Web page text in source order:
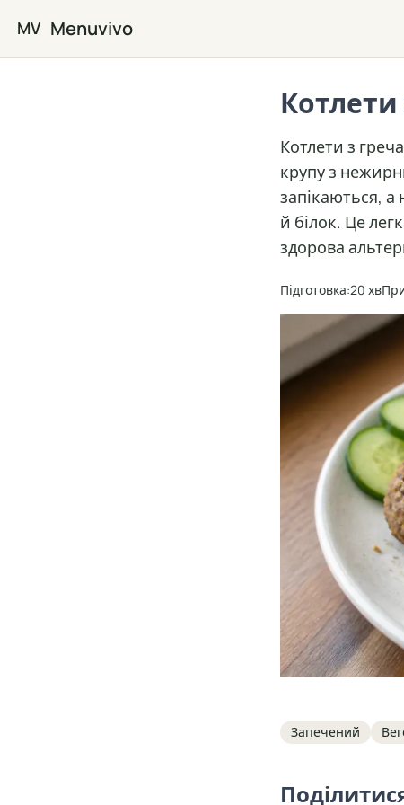
Перейти до основного вмісту
MV Menuvivo
Котлети
Котлети з
крупу з
запікаються,
й білок. Це
здорова
Підготовка:20 хв
Tags
Запечений